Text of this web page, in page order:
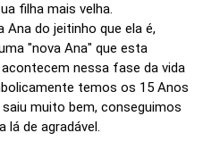
filha mais velha.
do jeitinho que ela é,
"nova Ana" que esta
nessa fase da vida
temos os 15 Anos
muito bem, conseguimos
lá de agradável.